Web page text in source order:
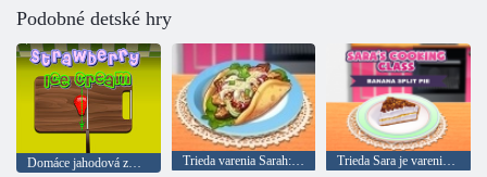
Podobné detské hry
Domáce jahodová zmrzlina Trieda varenia Sarah: Giro Trieda Sara je varenie: Banana tortu